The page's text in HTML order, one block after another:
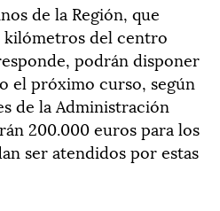
de la Región, que
kilómetros del centro
podrán disponer
el próximo curso, según
de la Administración
200.000 euros para los
ser atendidos por estas